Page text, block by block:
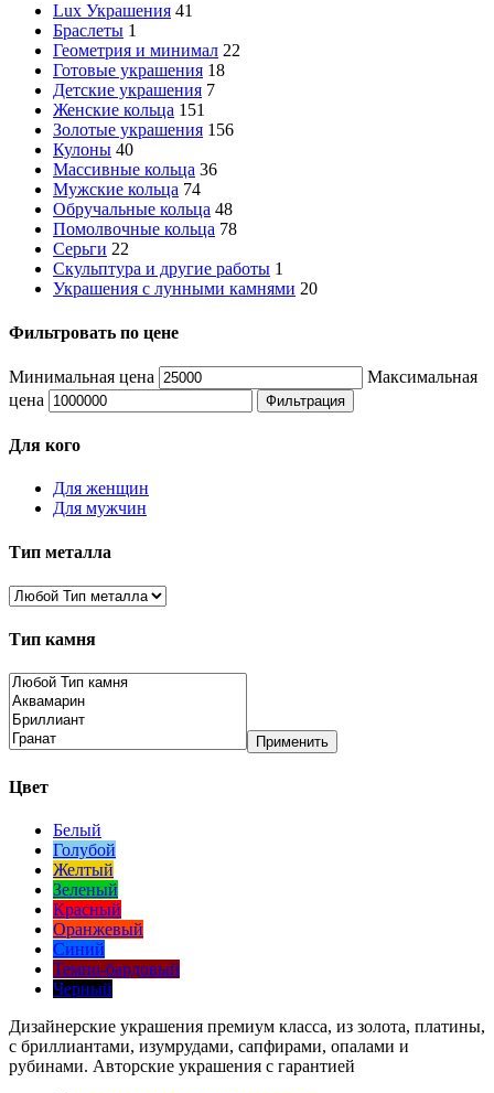
Lux Украшения 41
Браслеты 1
Геометрия и минимал 22
Готовые украшения 18
Детские украшения 7
Женские кольца 151
Золотые украшения 156
Кулоны 40
Массивные кольца 36
Мужские кольца 74
Обручальные кольца 48
Помолвочные кольца 78
Серьги 22
Скульптура и другие работы 1
Украшения с лунными камнями 20
Фильтровать по цене
Минимальная цена
Максимальная
цена
Фильтрация
Для кого
Для женщин
Для мужчин
Тип металла
Тип камня
Применить
Цвет
Белый
Голубой
Желтый
Зеленый
Красный
Оранжевый
Синий
Темно-бардовый
Черный
Дизайнерские украшения премиум класса, из золота, платины,
с бриллиантами, изумрудами, сапфирами, опалами и
рубинами. Авторские украшения с гарантией